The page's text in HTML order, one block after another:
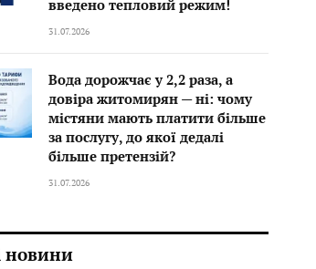
введено тепловий режим!
31.07.2026
Вода дорожчає у 2,2 раза, а
довіра житомирян — ні: чому
містяни мають платити більше
за послугу, до якої дедалі
більше претензій?
31.07.2026
новини